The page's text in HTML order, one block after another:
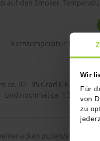
Wir
Für
von
zu
auf den Smoker.
Kerntemperatur
ca. 92 - 95 Grad C
und nochmal ca. 1 Stunde
pullen/